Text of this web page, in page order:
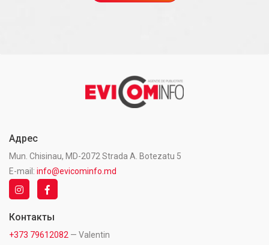
Адрес
Mun. Chisinau, MD-2072 Strada A. Botezatu 5
E-mail: info@evicominfo.md
Контакты
+373 79612082 — Valentin